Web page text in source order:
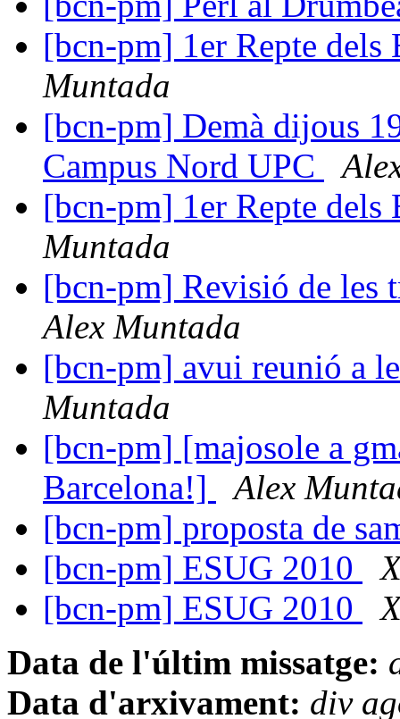
[bcn-pm] 1er Repte
Muntada
[bcn-pm] Demà dijous
Campus Nord UPC
[bcn-pm] 1er Repte
Muntada
[bcn-pm] Revisió de les
Alex Muntada
[bcn-pm] avui reunió a
Muntada
[bcn-pm] [majosole a
Barcelona!]
Alex
[bcn-pm] proposta de
[bcn-pm] ESUG 2010
[bcn-pm] ESUG 2010
Data de l'últim missatge:
Data d'arxivament: div